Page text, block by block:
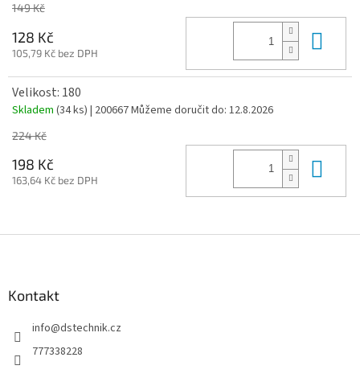
149 Kč
128 Kč
105,79 Kč bez DPH
Velikost: 180
Skladem (34 ks) | 200667Můžeme doručit do: 12.8.2026
224 Kč
198 Kč
163,64 Kč bez DPH
Kontakt
info@dstechnik.cz
777338228